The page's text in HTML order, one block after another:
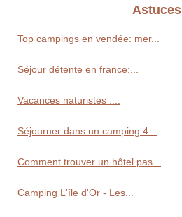
Astuces
Top campings en vendée: mer...
Séjour détente en france:...
Vacances naturistes :...
Séjourner dans un camping 4...
Comment trouver un hôtel pas...
Camping L'île d'Or - Les...